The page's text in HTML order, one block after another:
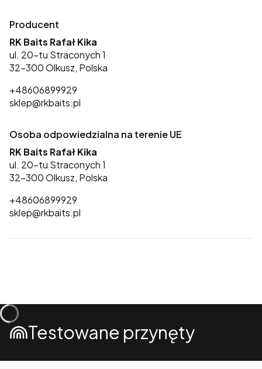
Producent
RK Baits Rafał Kika
ul. 20-tu Straconych 1
32-300 Olkusz, Polska
+48606899929
sklep@rkbaits.pl
Osoba odpowiedzialna na terenie UE
RK Baits Rafał Kika
ul. 20-tu Straconych 1
32-300 Olkusz, Polska
+48606899929
sklep@rkbaits.pl
Testowane przynęty